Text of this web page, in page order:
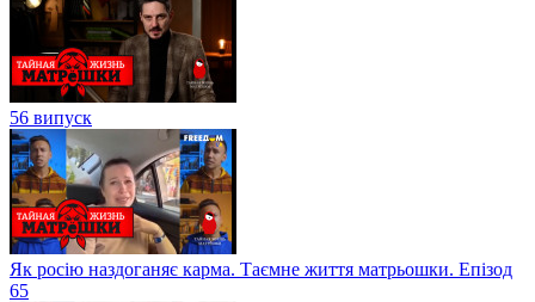
56 випуск
Як росію наздоганяє карма. Таємне життя матрьошки. Епізод
65